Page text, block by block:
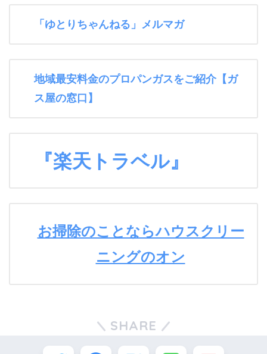
「ゆとりちゃんねる」メルマガ
地域最安料金のプロパンガスをご紹介【ガ
ス屋の窓口】
『楽天トラベル』
お掃除のことならハウスクリー
ニングのオン
SHARE